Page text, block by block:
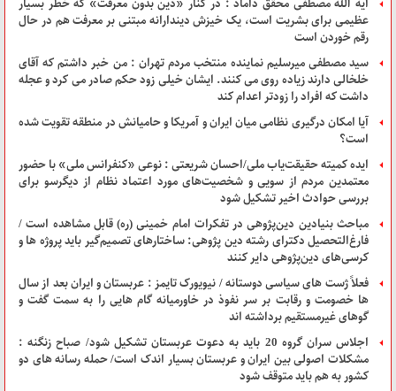
عظیمی برای بشریت است، یک خیزش دیندارانه مبتنی بر معرفت هم در حال
رقم خوردن است
سید مصطفی میرسلیم نماینده منتخب مردم تهران : من خبر داشتم که آقای
خلخالی دارند زیاده روی می کنند. ایشان خیلی زود حکم صادر می کرد و عجله
داشت که افراد را زودتر اعدام کند
آیا امکان درگیری نظامی میان ایران و آمریکا و حامیانش در منطقه تقویت شده
است؟
ایده کمیته حقیقت‌یاب ملی/احسان شریعتی : نوعی «کنفرانس ملی» با حضور
معتمدین مردم از سویی و شخصیت‌های مورد اعتماد نظام از دیگرسو برای
بررسی حوادث اخیر تشکیل شود
مباحث بنیادین دین‌پژوهی در تفکرات امام خمینی (ره) قابل مشاهده است /
فارغ‌التحصیل دکترای رشته دین پژوهی: ساختارهای تصمیم‌گیر باید پروژه ها و
کرسی‌های دین‌پژوهی دایر کنند
فعلاً ژست های سیاسی دوستانه / نیویورک تایمز : عربستان و ایران بعد از سال
ها خصومت و رقابت بر سر نفوذ در خاورمیانه گام هایی را به سمت گفت و
گوهای غیرمستقیم برداشته اند
اجلاس سران گروه 20 باید به دعوت عربستان تشکیل شود/ صباح زنگنه :
مشکلات اصولی بین ایران و عربستان بسیار اندک است/ حمله رسانه های دو
کشور به هم باید متوقف شود